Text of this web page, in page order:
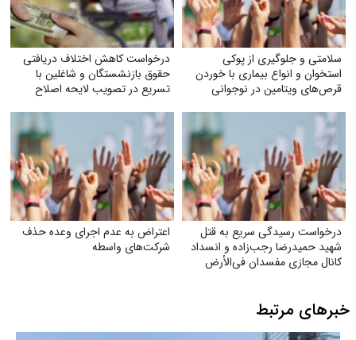
سلامتی و جلوگیری از پوکی
استخوان و انواع بیماری با خوردن
قرص‌های ویتامین در نوجوانی
درخواست کاهش اختلاف دریافتی
حقوق بازنشستگان و شاغلین با
تسریع در تصویب لایحه اصلاح
درخواست رسیدگی سریع به قتل
شهید حمیدرضا رجب‌زاده و انسداد
کانال مجازی مفسدان فی‌الأرض
اعتراض به عدم اجرای وعده حذف
شرکت‌های واسطه
خبرهای مرتبط